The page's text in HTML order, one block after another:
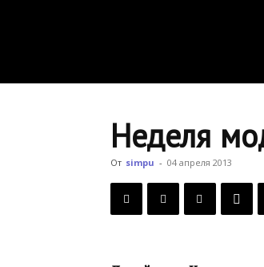
Неделя
От simpu - 04 апреля 2013